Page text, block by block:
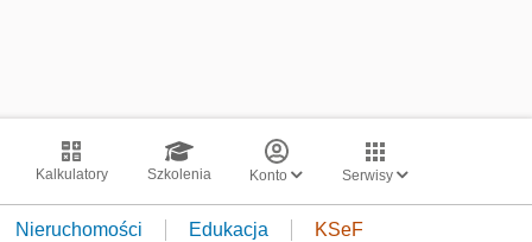
Kalkulatory Szkolenia Konto Serwisy
Nieruchomości Edukacja KSeF